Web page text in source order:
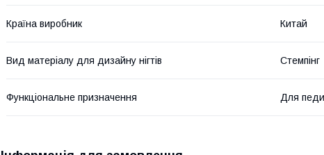
Країна виробник Китай
Вид матеріалу для дизайну нігтів Стемпінг
Функціональне призначення Для